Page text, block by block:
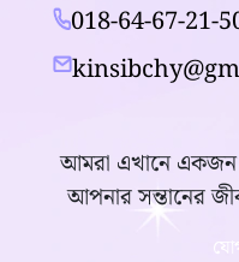
018-64-67-21-
আমরা এখানে একজন
আপনার সন্তানের